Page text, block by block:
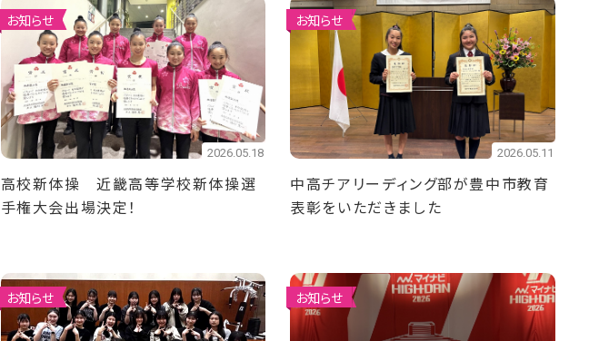
お知らせ
2026.05.18
高校新体操 近畿高等学校新体操選
手権大会出場決定！
お知らせ
2026.05.11
中高チアリーディング部が豊中市教育
表彰をいただきました
お知らせ お知らせ